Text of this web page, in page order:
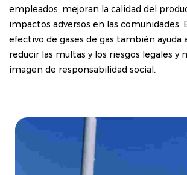
empleados, mejoran la calidad del
impactos adversos en las
efectivo de gases de gas también ayuda
reducir las multas y los riesgos legales y
imagen de responsabilidad social.